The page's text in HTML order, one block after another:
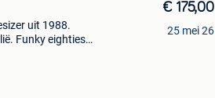
uit 1988.
Funky eighties
€ 175,00
25 mei 26